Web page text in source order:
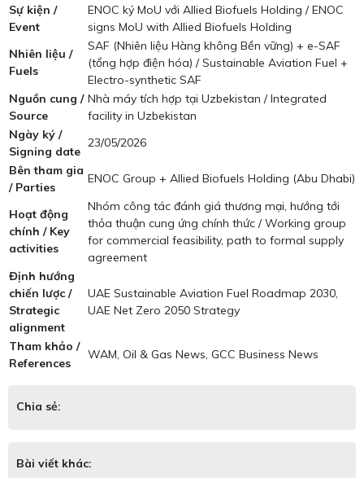
Sự kiện /
Event
ENOC ký MoU với Allied Biofuels Holding / ENOC
signs MoU with Allied Biofuels Holding
Nhiên liệu /
Fuels
SAF (Nhiên liệu Hàng không Bền vững) + e-SAF
(tổng hợp điện hóa) / Sustainable Aviation Fuel +
Electro-synthetic SAF
Nguồn cung /
Source
Nhà máy tích hợp tại Uzbekistan / Integrated
facility in Uzbekistan
Ngày ký /
Signing date
23/05/2026
Bên tham gia
/ Parties
ENOC Group + Allied Biofuels Holding (Abu Dhabi)
Hoạt động
chính / Key
activities
Nhóm công tác đánh giá thương mại, hướng tới
thỏa thuận cung ứng chính thức / Working group
for commercial feasibility, path to formal supply
agreement
Định hướng
chiến lược /
Strategic
alignment
UAE Sustainable Aviation Fuel Roadmap 2030,
UAE Net Zero 2050 Strategy
Tham khảo /
References
WAM, Oil & Gas News, GCC Business News
Chia sẻ:
Bài viết khác: